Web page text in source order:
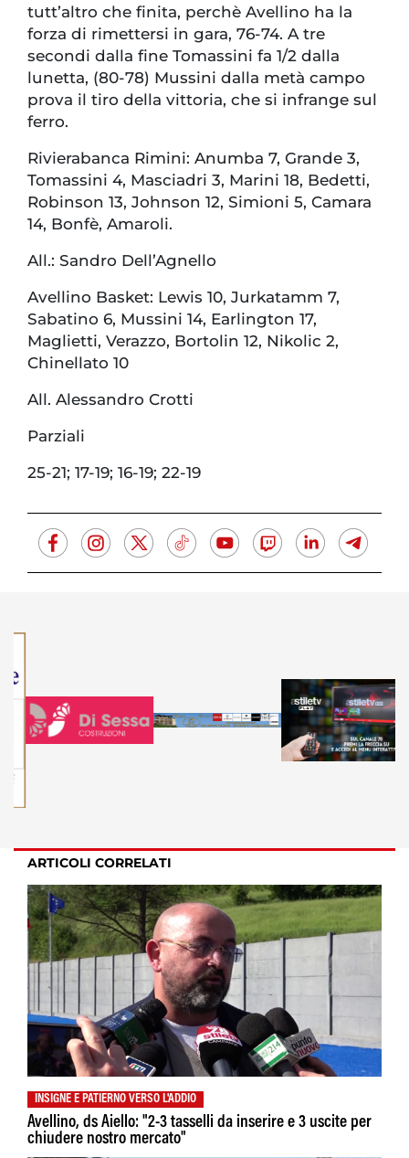
tutt’altro che finita, perchè Avellino ha la
forza di rimettersi in gara, 76-74. A tre
secondi dalla fine Tomassini fa 1/2 dalla
lunetta, (80-78) Mussini dalla metà campo
prova il tiro della vittoria, che si infrange sul
ferro.
Rivierabanca Rimini: Anumba 7, Grande 3,
Tomassini 4, Masciadri 3, Marini 18, Bedetti,
Robinson 13, Johnson 12, Simioni 5, Camara
14, Bonfè, Amaroli.
All.: Sandro Dell’Agnello
Avellino Basket: Lewis 10, Jurkatamm 7,
Sabatino 6, Mussini 14, Earlington 17,
Maglietti, Verazzo, Bortolin 12, Nikolic 2,
Chinellato 10
All. Alessandro Crotti
Parziali
25-21; 17-19; 16-19; 22-19
ARTICOLI CORRELATI
INSIGNE E PATIERNO VERSO L'ADDIO
Avellino, ds Aiello: "2-3 tasselli da inserire e 3 uscite per
chiudere nostro mercato"